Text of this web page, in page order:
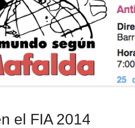
el FIA 2014